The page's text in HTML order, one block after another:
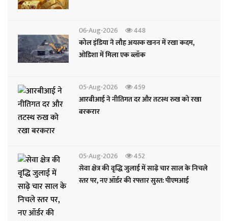
06-Aug-2026
448
कोल इंडिया ने लौह अयस्क खनन में रखा कदम,
ओडिशा में मिला एक ब्लॉक
05-Aug-2026
459
आरबीआई ने नीतिगत दर और तटस्थ रुख को रखा
बरकरार
05-Aug-2026
452
सेवा क्षेत्र की वृद्धि जुलाई में साढ़े चार साल के निचले
स्तर पर, नए ऑर्डर की रफ्तार सुस्त: पीएमआई